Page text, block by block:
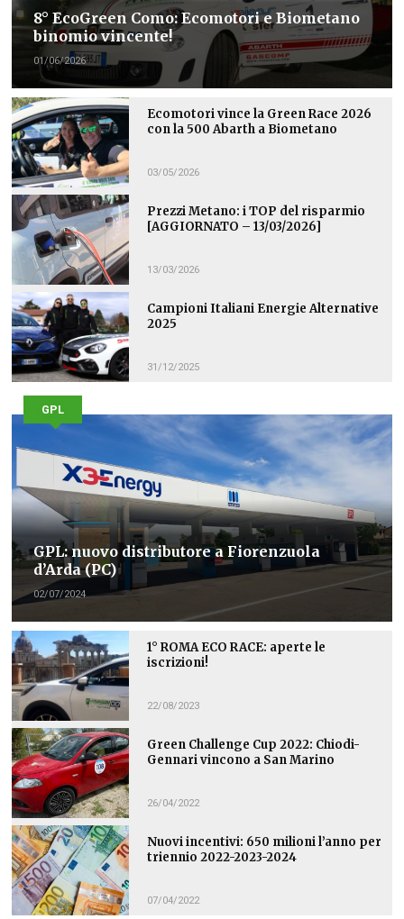
8° EcoGreen Como: Ecomotori e Biometano
binomio vincente!
01/06/2026
Ecomotori vince la Green Race 2026
con la 500 Abarth a Biometano
03/05/2026
Prezzi Metano: i TOP del risparmio
[AGGIORNATO – 13/03/2026]
13/03/2026
Campioni Italiani Energie Alternative
2025
31/12/2025
GPL
GPL: nuovo distributore a Fiorenzuola
d’Arda (PC)
02/07/2024
1° ROMA ECO RACE: aperte le
iscrizioni!
22/08/2023
Green Challenge Cup 2022: Chiodi-
Gennari vincono a San Marino
26/04/2022
Nuovi incentivi: 650 milioni l’anno per
triennio 2022-2023-2024
07/04/2022